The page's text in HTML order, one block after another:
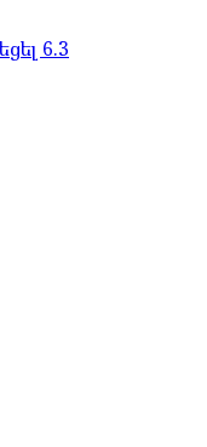
6.3